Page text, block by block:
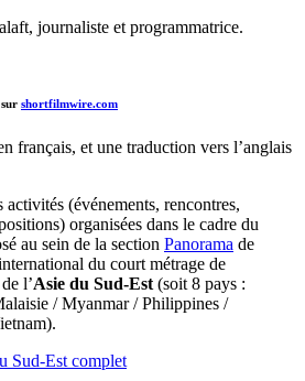
journaliste et programmatrice.
shortfilmwire.com
français, et une traduction vers l’anglais
activités (événements, rencontres,
organisées dans le cadre du
au sein de la section Panorama de
du court métrage de
l’Asie du Sud-Est (soit 8 pays :
/ Myanmar / Philippines /
Sud-Est complet